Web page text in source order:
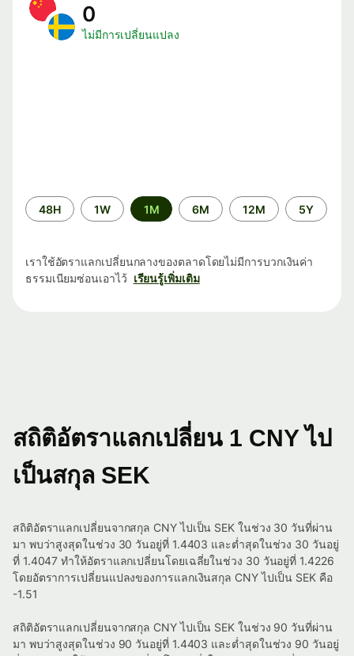
0
ไม่มีการเปลี่ยนแปลง
ระยะ
เวลา
48H 1W 1M 6M 12M 5Y
เราใช้อัตราแลกเปลี่ยนกลางของตลาดโดยไม่มีการบวกเงินค่า
ธรรมเนียมซ่อนเอาไว้ เรียนรู้เพิ่มเติม
สถิติอัตราแลกเปลี่ยน 1 CNY ไป
เป็นสกุล SEK
สถิติอัตราแลกเปลี่ยนจากสกุล CNY ไปเป็น SEK ในช่วง 30 วันที่ผ่าน
มา พบว่าสูงสุดในช่วง 30 วันอยู่ที่ 1.4403 และต่ำสุดในช่วง 30 วันอยู่
ที่ 1.4047 ทำให้อัตราแลกเปลี่ยนโดยเฉลี่ยในช่วง 30 วันอยู่ที่ 1.4226
โดยอัตราการเปลี่ยนแปลงของการแลกเงินสกุล CNY ไปเป็น SEK คือ
-1.51
สถิติอัตราแลกเปลี่ยนจากสกุล CNY ไปเป็น SEK ในช่วง 90 วันที่ผ่าน
มา พบว่าสูงสุดในช่วง 90 วันอยู่ที่ 1.4403 และต่ำสุดในช่วง 90 วันอยู่